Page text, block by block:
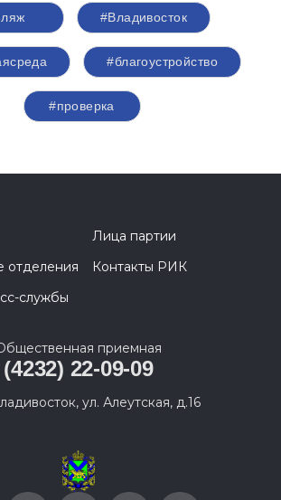
#Владивосток
#благоустройство
#проверка
Лица партии
отделения
Контакты РИК
службы
приемная
(4232) 22-09-09
ул. Алеутская, д.16